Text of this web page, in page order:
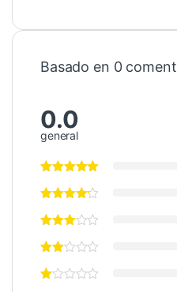
Basado en 0
0.0
general